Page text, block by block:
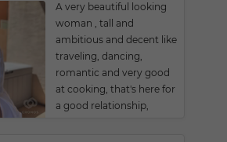
A very beautiful looking
woman , tall and
ambitious and decent like
traveling, dancing,
romantic and very good
at cooking, that's here for
a good relationship,